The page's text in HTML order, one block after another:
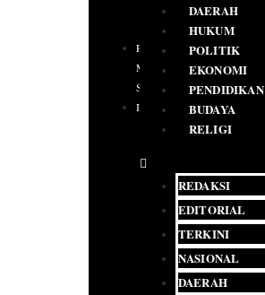
PEDOMAN
MEDIA
SIBER
IKLAN
DAERAH
HUKUM
POLITIK
EKONOMI
PENDIDIKAN
BUDAYA
RELIGI
REDAKSI
EDITORIAL
TERKINI
NASIONAL
DAERAH